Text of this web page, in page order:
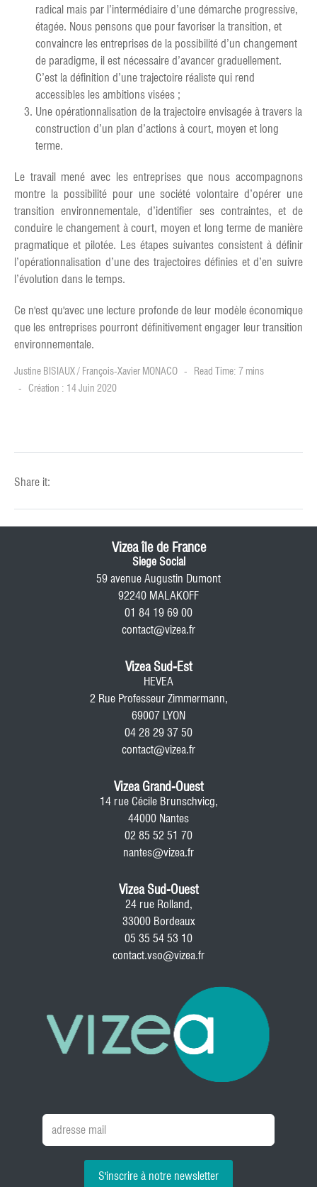
radical mais par l’intermédiaire d’une démarche progressive,
étagée. Nous pensons que pour favoriser la transition, et
convaincre les entreprises de la possibilité d’un changement
de paradigme, il est nécessaire d’avancer graduellement.
C’est la définition d’une trajectoire réaliste qui rend
accessibles les ambitions visées ;
Une opérationnalisation de la trajectoire envisagée à travers la
construction d’un plan d’actions à court, moyen et long
terme.
Le travail mené avec les entreprises que nous accompagnons
montre la possibilité pour une société volontaire d’opérer une
transition environnementale, d’identifier ses contraintes, et de
conduire le changement à court, moyen et long terme de manière
pragmatique et pilotée. Les étapes suivantes consistent à définir
l’opérationnalisation d’une des trajectoires définies et d’en suivre
l’évolution dans le temps.
Ce n'est qu'avec une lecture profonde de leur modèle économique
que les entreprises pourront définitivement engager leur transition
environnementale.
Justine BISIAUX / François-Xavier MONACO
Read Time: 7 mins
Création : 14 Juin 2020
Share it:
Vizea île de France
Siege Social
59 avenue Augustin Dumont
92240 MALAKOFF
01 84 19 69 00
contact@vizea.fr
Vizea Sud-Est
HEVEA
2 Rue Professeur Zimmermann,
69007 LYON
04 28 29 37 50
contact@vizea.fr
Vizea Grand-Ouest
14 rue Cécile Brunschvicg,
44000 Nantes
02 85 52 51 70
nantes@vizea.fr
Vizea Sud-Ouest
24 rue Rolland,
33000 Bordeaux
05 35 54 53 10
contact.vso@vizea.fr
S'inscrire à notre newsletter